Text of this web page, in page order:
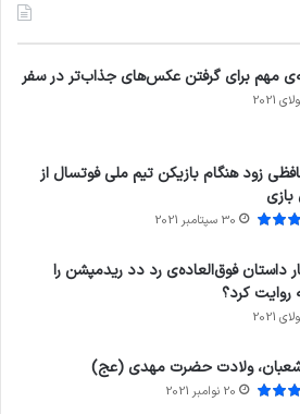
زود هنگام بازیکن تیم ملی فوتسال از
بازی
30 سپتامبر 2021
داستان فوق‌العاده‌ی رد دد ریدمپشن را
روایت کرد؟
ولادت حضرت مهدی (عج)
20 نوامبر 2021